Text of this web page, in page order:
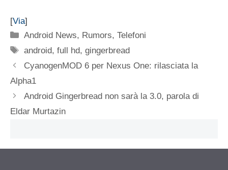
[Via]
Categorie
Android News, Rumors,Telefoni
Tag
android,full hd,gingerbread
CyanogenMOD 6 per Nexus One: rilasciata la
Alpha1
Android Gingerbread non sarà la 3.0, parola di
Eldar Murtazin